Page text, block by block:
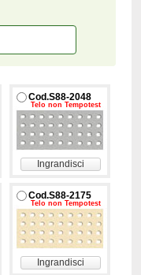
Cod.S88-2048
Telo non Tempotest
Ingrandisci
Cod.S88-2175
Telo non Tempotest
Ingrandisci